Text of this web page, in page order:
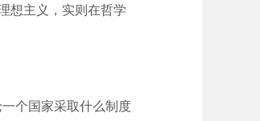
想主义，实则在哲学
个国家采取什么制度